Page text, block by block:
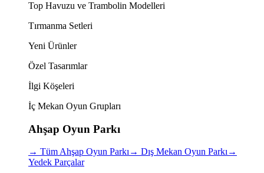
Top Havuzu ve Trambolin Modelleri
Tırmanma Setleri
Yeni Ürünler
Özel Tasarımlar
İlgi Köşeleri
İç Mekan Oyun Grupları
Ahşap Oyun Parkı
→ Tüm Ahşap Oyun Parkı→ Dış Mekan Oyun Parkı→
Yedek Parçalar